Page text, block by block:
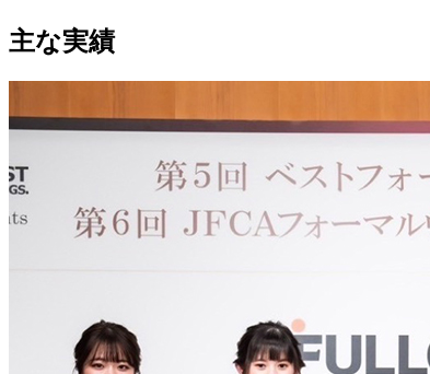
主な実績